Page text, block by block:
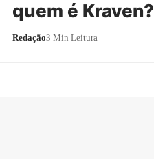
quem é Kraven?
Redação3 Min Leitura